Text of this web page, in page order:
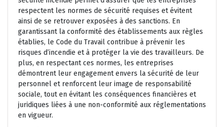
respectent les normes de sécurité requises et évitent
ainsi de se retrouver exposées à des sanctions. En
garantissant la conformité des établissements aux règles
établies, le Code du Travail contribue à prévenir les
risques d’incendie et à protéger la vie des travailleurs. De
plus, en respectant ces normes, les entreprises
démontrent leur engagement envers la sécurité de leur
personnel et renforcent leur image de responsabilité
sociale, tout en évitant les conséquences financières et
juridiques liées à une non-conformité aux réglementations
en vigueur.